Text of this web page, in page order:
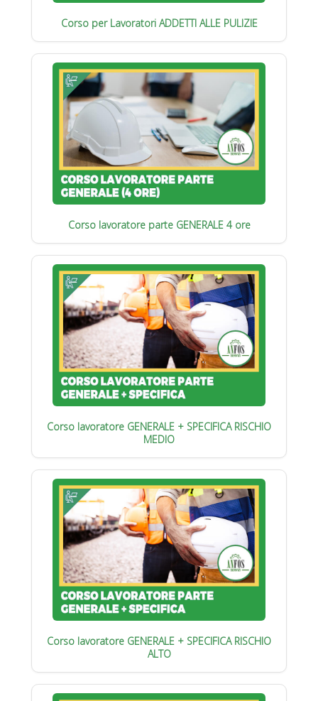
Corso per Lavoratori ADDETTI ALLE PULIZIE
Corso lavoratore parte GENERALE 4 ore
Corso lavoratore GENERALE + SPECIFICA RISCHIO
MEDIO
Corso lavoratore GENERALE + SPECIFICA RISCHIO
ALTO